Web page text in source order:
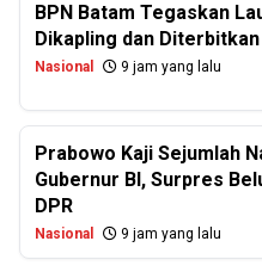
BPN Batam Tegaskan
Dikapling dan
Nasional 9 jam yang lalu
Prabowo Kaji Sejumlah
Gubernur BI, Surpres
DPR
Nasional 9 jam yang lalu